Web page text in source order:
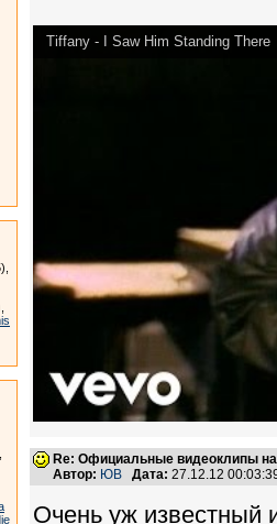
Tiffany - I Saw Him Standing There
Re: Официальные видеоклипы
Автор: ЮВ Дата: 27.12.12
Очень уж известный